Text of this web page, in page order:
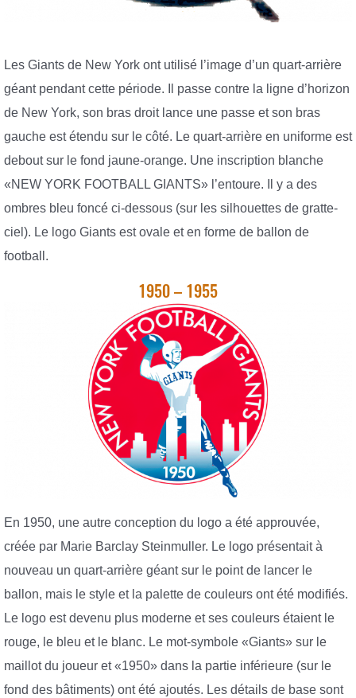
Les Giants de New York ont ​​utilisé l’image d’un quart-arrière
géant pendant cette période. Il passe contre la ligne d’horizon
de New York, son bras droit lance une passe et son bras
gauche est étendu sur le côté. Le quart-arrière en uniforme est
debout sur le fond jaune-orange. Une inscription blanche
«NEW YORK FOOTBALL GIANTS» l’entoure. Il y a des
ombres bleu foncé ci-dessous (sur les silhouettes de gratte-
ciel). Le logo Giants est ovale et en forme de ballon de
football.
1950 – 1955
En 1950, une autre conception du logo a été approuvée,
créée par Marie Barclay Steinmuller. Le logo présentait à
nouveau un quart-arrière géant sur le point de lancer le
ballon, mais le style et la palette de couleurs ont été modifiés.
Le logo est devenu plus moderne et ses couleurs étaient le
rouge, le bleu et le blanc. Le mot-symbole «Giants» sur le
maillot du joueur et «1950» dans la partie inférieure (sur le
fond des bâtiments) ont été ajoutés. Les détails de base sont